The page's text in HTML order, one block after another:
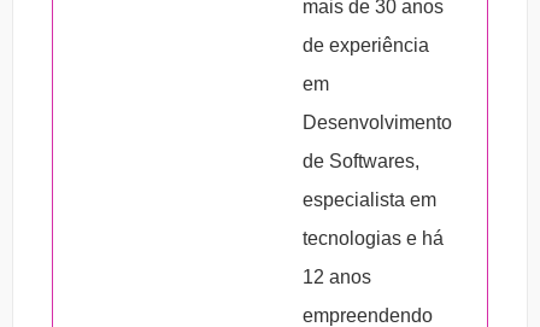
mais de 30 anos
de experiência
em
Desenvolvimento
de Softwares,
especialista em
tecnologias e há
12 anos
empreendendo